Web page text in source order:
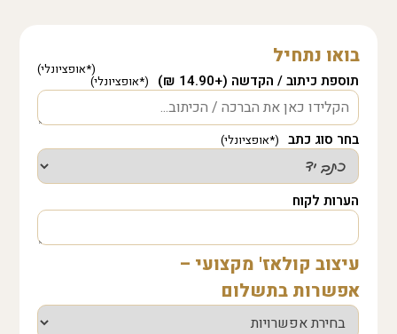
בואו נתחיל
תוספת כיתוב / הקדשה (+14.90 ₪)
בחר סוג כתב
הערות לקוח
עיצוב קולאז' מקצועי –
אפשרות בתשלום